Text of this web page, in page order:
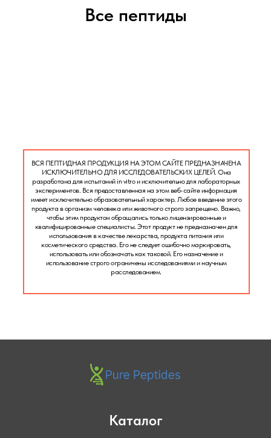
Все пептиды
ВСЯ ПЕПТИДНАЯ ПРОДУКЦИЯ НА ЭТОМ САЙТЕ ПРЕДНАЗНАЧЕНА
ИСКЛЮЧИТЕЛЬНО ДЛЯ ИССЛЕДОВАТЕЛЬСКИХ ЦЕЛЕЙ. Она
разработана для испытаний in vitro и исключительно для лабораторных
экспериментов. Вся предоставленная на этом веб-сайте информация
имеет исключительно образовательный характер. Любое введение этого
продукта в организм человека или животного строго запрещено. Важно,
чтобы этим продуктом обращались только лицензированные и
квалифицированные специалисты. Этот продукт не предназначен для
использования в качестве лекарства, продукта питания или
косметического средства. Его не следует ошибочно маркировать,
использовать или обозначать как таковой. Его назначение и
использование строго ограничены исследованиями и научным
расследованием.
Каталог